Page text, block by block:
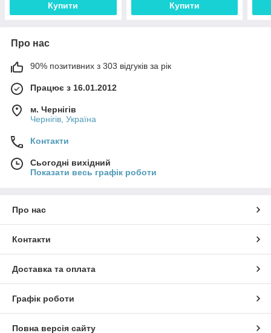
Купити Купити
Про нас
90% позитивних з 303 відгуків за рік
Працює з 16.01.2012
м. Чернігів
Чернігів, Україна
Контакти
Сьогодні вихідний
Показати весь графік роботи
Про нас
Контакти
Доставка та оплата
Графік роботи
Повна версія сайту